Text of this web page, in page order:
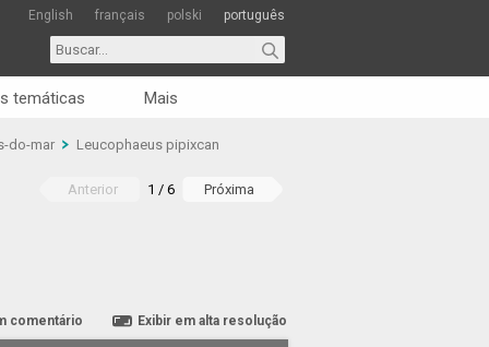
English français polski português
temáticas Mais
do-mar Leucophaeus pipixcan
Anterior 1 / 6 Próxima
Exibir em alta resolução
comentário